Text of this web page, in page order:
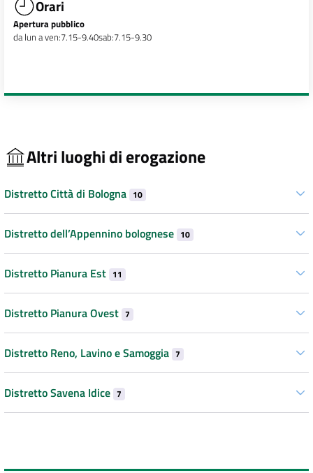
Orari
Apertura pubblico
da lun a ven:7.15-9.40sab:7.15-9.30
Altri luoghi di erogazione
Distretto Città di Bologna 10
Distretto dell’Appennino bolognese 10
Distretto Pianura Est 11
Distretto Pianura Ovest 7
Distretto Reno, Lavino e Samoggia 7
Distretto Savena Idice 7